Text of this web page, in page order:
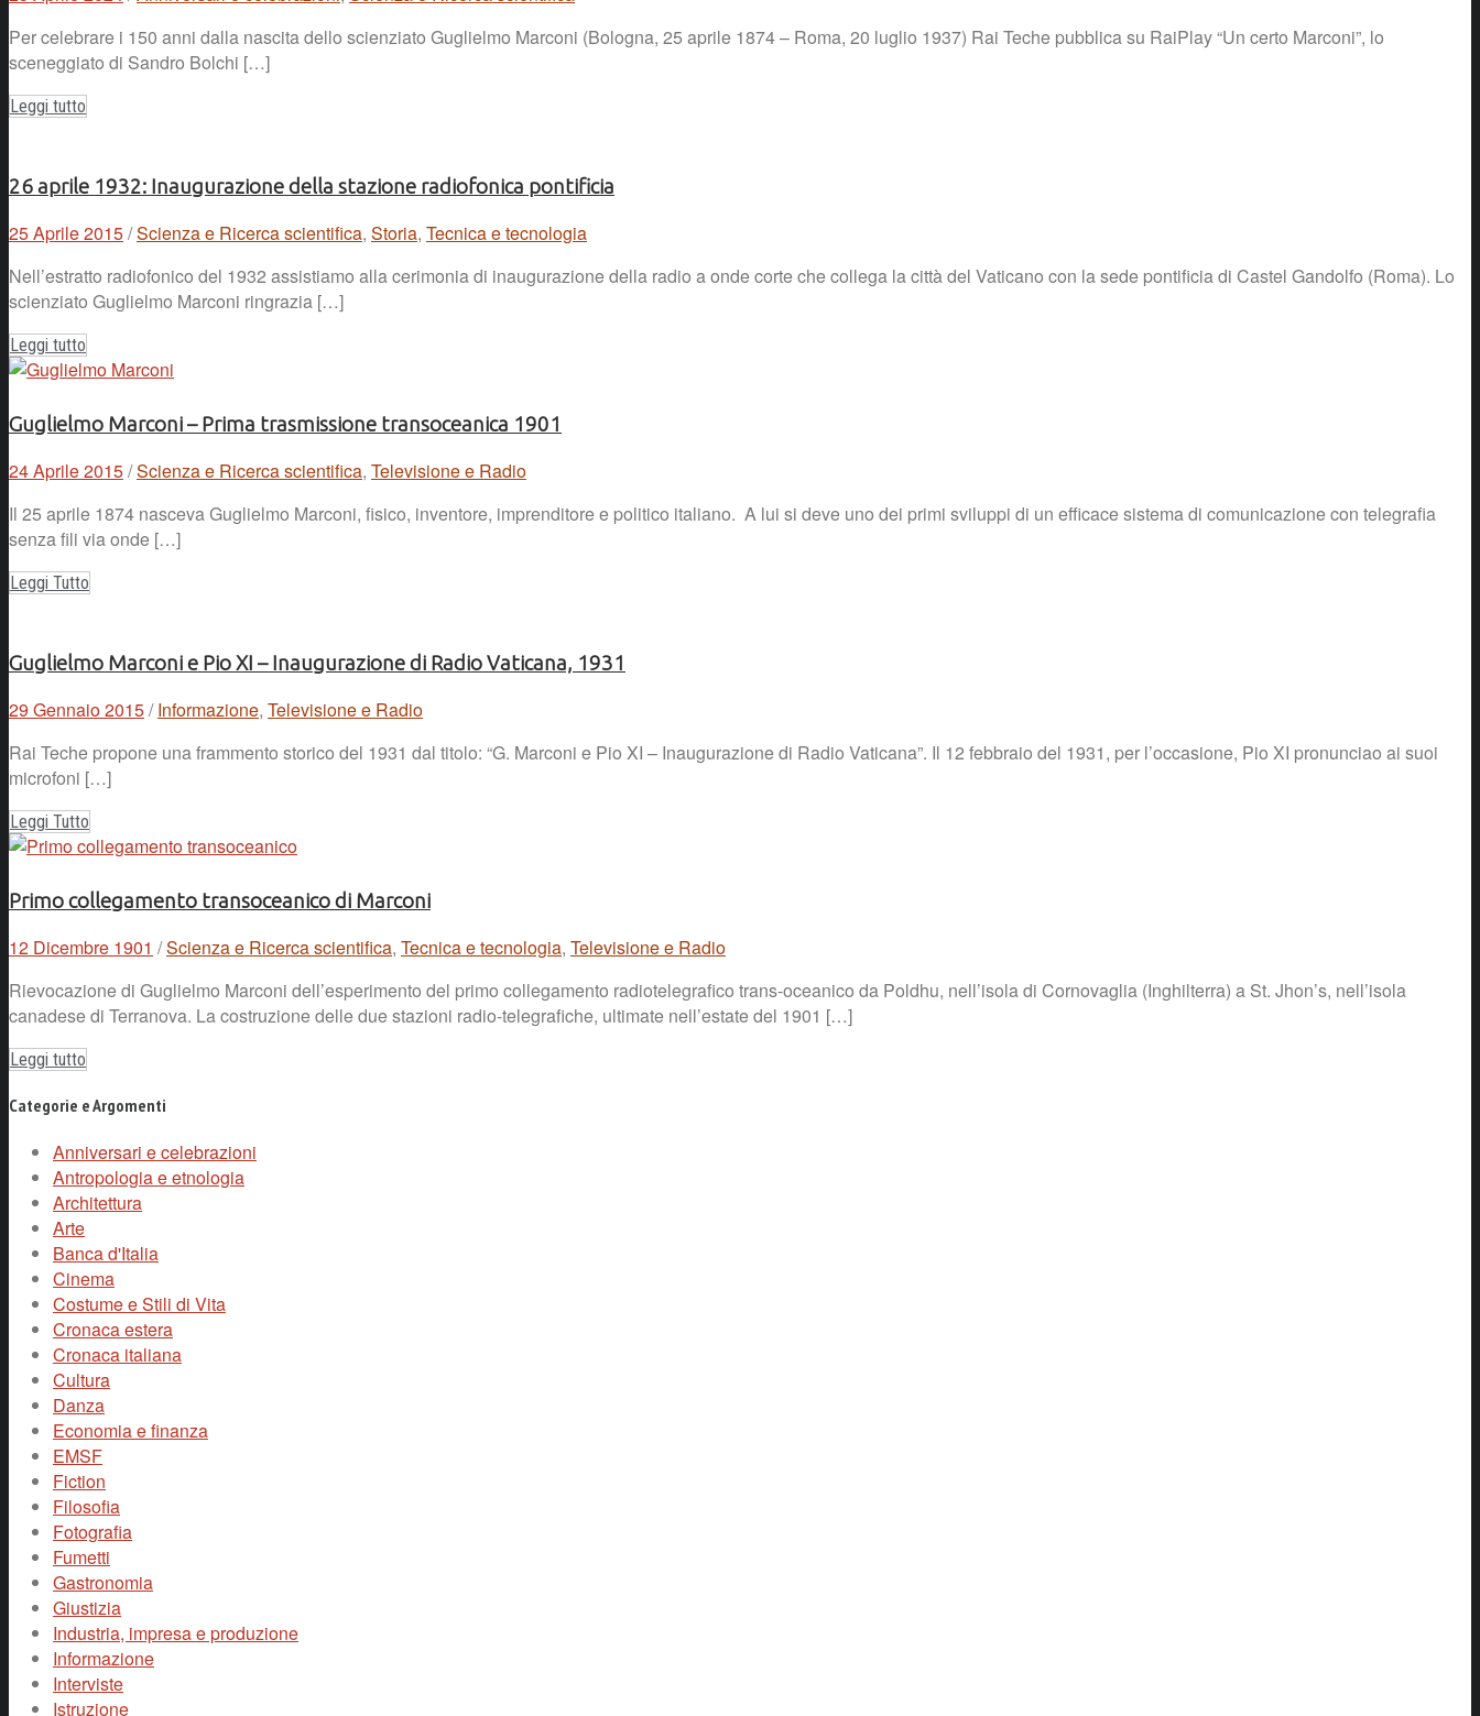
Per celebrare i 150 anni dalla nascita dello scienziato Guglielmo Marconi (Bologna, 25 aprile 1874 – Roma, 20 luglio 1937) Rai Teche pubblica su RaiPlay “Un certo Marconi”, lo
sceneggiato di Sandro Bolchi […]
Leggi tutto
26 aprile 1932: Inaugurazione della stazione radiofonica pontificia
25 Aprile 2015/Scienza e Ricerca scientifica, Storia, Tecnica e tecnologia
Nell’estratto radiofonico del 1932 assistiamo alla cerimonia di inaugurazione della radio a onde corte che collega la città del Vaticano con la sede pontificia di Castel Gandolfo (Roma). Lo
scienziato Guglielmo Marconi ringrazia […]
Leggi tutto
Guglielmo Marconi – Prima trasmissione transoceanica 1901
24 Aprile 2015/Scienza e Ricerca scientifica, Televisione e Radio
Il 25 aprile 1874 nasceva Guglielmo Marconi, fisico, inventore, imprenditore e politico italiano. A lui si deve uno dei primi sviluppi di un efficace sistema di comunicazione con telegrafia
senza fili via onde […]
Leggi Tutto
Guglielmo Marconi e Pio XI – Inaugurazione di Radio Vaticana, 1931
29 Gennaio 2015/ Informazione, Televisione e Radio
Rai Teche propone una frammento storico del 1931 dal titolo: “G. Marconi e Pio XI – Inaugurazione di Radio Vaticana”. Il 12 febbraio del 1931, per l’occasione, Pio XI pronunciao ai suoi
microfoni […]
Leggi Tutto
Primo collegamento transoceanico di Marconi
12 Dicembre 1901 /Scienza e Ricerca scientifica, Tecnica e tecnologia, Televisione e Radio
Rievocazione di Guglielmo Marconi dell’esperimento del primo collegamento radiotelegrafico trans-oceanico da Poldhu, nell’isola di Cornovaglia (Inghilterra) a St. Jhon’s, nell’isola
canadese di Terranova. La costruzione delle due stazioni radio-telegrafiche, ultimate nell’estate del 1901 […]
Leggi tutto
Categorie e Argomenti
Anniversari e celebrazioni
Antropologia e etnologia
Architettura
Arte
Banca d'Italia
Cinema
Costume e Stili di Vita
Cronaca estera
Cronaca italiana
Cultura
Danza
Economia e finanza
EMSF
Fiction
Filosofia
Fotografia
Fumetti
Gastronomia
Giustizia
Industria, impresa e produzione
Informazione
Interviste
Istruzione